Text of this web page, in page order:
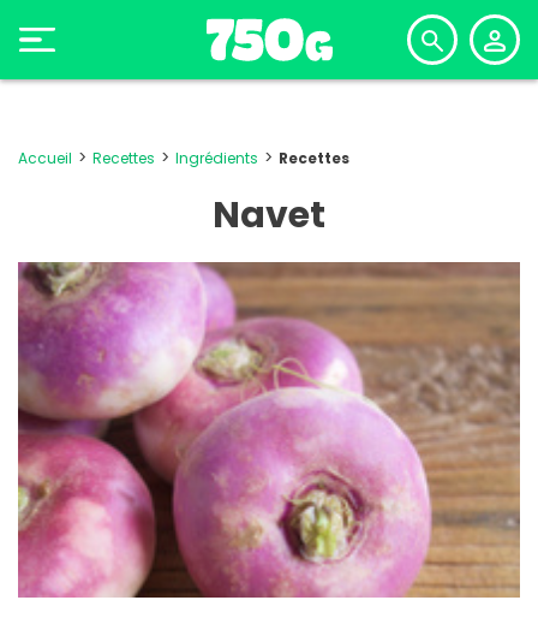
Accueil Recettes Ingrédients Recettes
Navet